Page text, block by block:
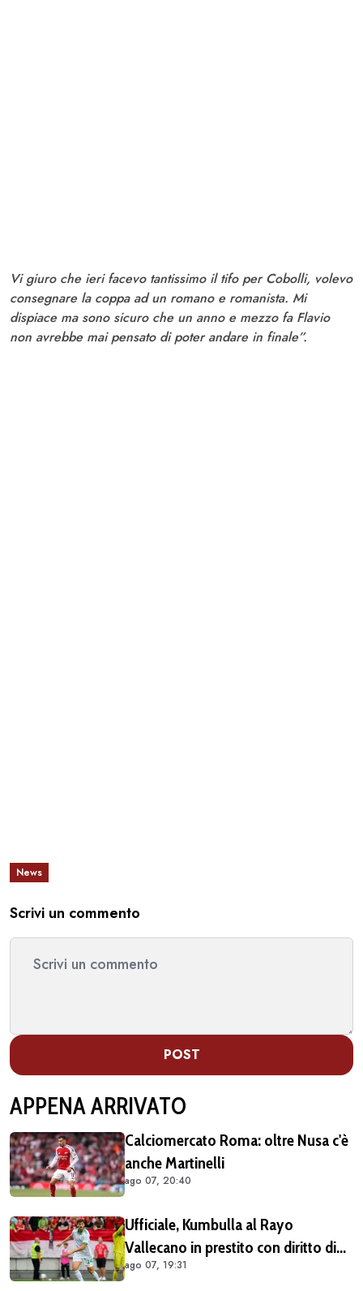
Vi giuro che ieri facevo tantissimo il tifo per Cobolli, volevo
consegnare la coppa ad un romano e romanista. Mi
dispiace ma sono sicuro che un anno e mezzo fa Flavio
non avrebbe mai pensato di poter andare in finale”.
News
Scrivi un commento
POST
APPENA ARRIVATO
Calciomercato Roma: oltre Nusa c'è
anche Martinelli
ago 07, 20:40
Ufficiale, Kumbulla al Rayo
Vallecano in prestito con diritto di
riscatto (COMUNICATO)
ago 07, 19:31